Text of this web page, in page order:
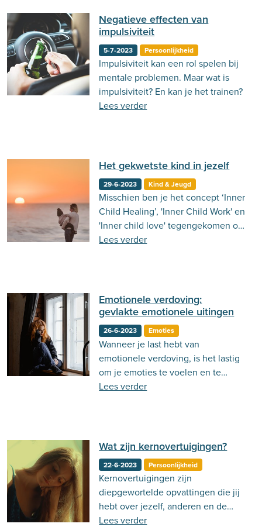
Negatieve effecten van
impulsiviteit
5-7-2023 Persoonlijkheid
Impulsiviteit kan een rol spelen bij
mentale problemen. Maar wat is
impulsiviteit? En kan je het trainen?
Lees verder
Het gekwetste kind in jezelf
29-6-2023 Kind & Jeugd
Misschien ben je het concept ‘Inner
Child Healing’, 'Inner Child Work' en
'Inner child love' tegengekomen op
je instagram of TikTok. Ben je
Lees verder
Emotionele verdoving:
gevlakte emotionele uitingen
26-6-2023 Emoties
Wanneer je last hebt van
emotionele verdoving, is het lastig
om je emoties te voelen en te
uiten. Dit kun je herkennen aan
te verhelpen.
Lees verder
Wat zijn kernovertuigingen?
22-6-2023 Persoonlijkheid
Kernovertuigingen zijn
diepgewortelde opvattingen die jij
hebt over jezelf, anderen en de
wereld. Lees in deze blog hier
Lees verder